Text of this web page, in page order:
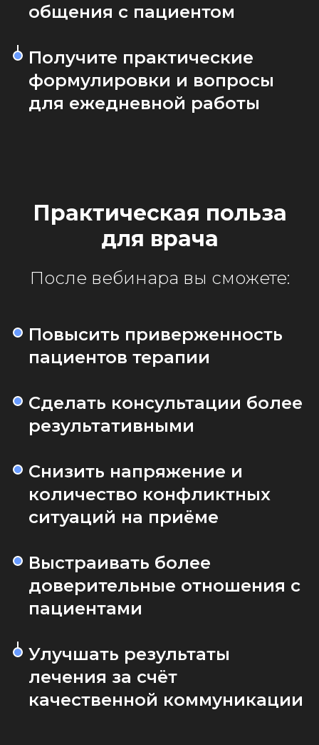
общения с пациентом
Получите практические
формулировки и вопросы
для ежедневной работы
Практическая польза
для врача
После вебинара вы сможете:
Повысить приверженность
пациентов терапии
Сделать консультации более
результативными
Снизить напряжение и
количество конфликтных
ситуаций на приёме
Выстраивать более
доверительные отношения с
пациентами
Улучшать результаты
лечения за счёт
качественной коммуникации